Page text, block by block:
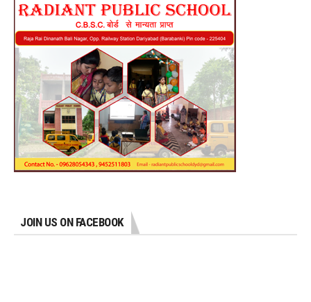
JOIN US ON FACEBOOK